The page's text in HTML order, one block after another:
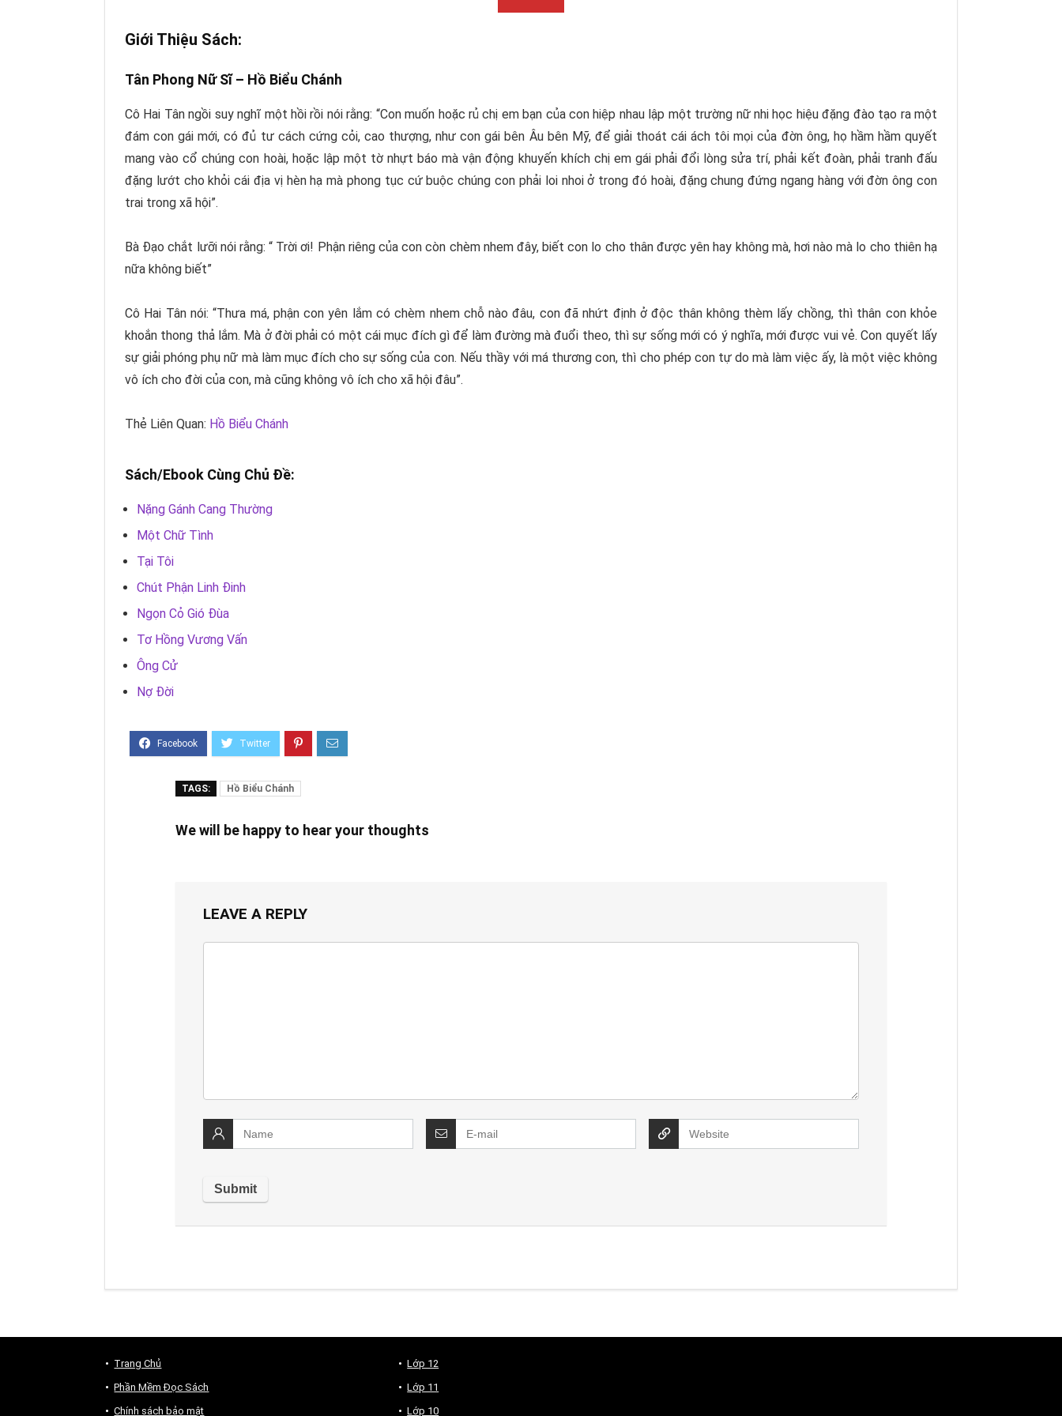
Giới Thiệu Sách:
Tân Phong Nữ Sĩ – Hồ Biểu Chánh
Cô Hai Tân ngồi suy nghĩ một hồi rồi nói rằng: “Con muốn hoặc rủ chị em bạn của con hiệp nhau lập một trường nữ nhi học hiệu đặng đào tạo ra một
đám con gái mới, có đủ tư cách cứng cỏi, cao thượng, như con gái bên Âu bên Mỹ, để giải thoát cái ách tôi mọi của đờn ông, họ hầm hầm quyết
mang vào cổ chúng con hoài, hoặc lập một tờ nhựt báo mà vận động khuyến khích chị em gái phải đổi lòng sửa trí, phải kết đoàn, phải tranh đấu
đặng lướt cho khỏi cái địa vị hèn hạ mà phong tục cứ buộc chúng con phải loi nhoi ở trong đó hoài, đặng chung đứng ngang hàng với đờn ông con
trai trong xã hội”.
Bà Đạo chắt lưỡi nói rằng: “ Trời ơi! Phận riêng của con còn chèm nhem đây, biết con lo cho thân được yên hay không mà, hơi nào mà lo cho thiên hạ
nữa không biết”
Cô Hai Tân nói: “Thưa má, phận con yên lắm có chèm nhem chỗ nào đâu, con đã nhứt định ở độc thân không thèm lấy chồng, thì thân con khỏe
khoắn thong thả lắm. Mà ở đời phải có một cái mục đích gì để làm đường mà đuổi theo, thì sự sống mới có ý nghĩa, mới được vui vẻ. Con quyết lấy
sự giải phóng phụ nữ mà làm mục đích cho sự sống của con. Nếu thầy với má thương con, thì cho phép con tự do mà làm việc ấy, là một việc không
vô ích cho đời của con, mà cũng không vô ích cho xã hội đâu”.
Thẻ Liên Quan: Hồ Biểu Chánh
Sách/Ebook Cùng Chủ Đề:
Nặng Gánh Cang Thường
Một Chữ Tình
Tại Tôi
Chút Phận Linh Đinh
Ngọn Cỏ Gió Đùa
Tơ Hồng Vương Vấn
Ông Cử
Nợ Đời
TAGS: Hồ Biểu Chánh
We will be happy to hear your thoughts
LEAVE A REPLY
Trang Chủ
Phần Mềm Đọc Sách
Chính sách bảo mật
Lớp 12
Lớp 11
Lớp 10